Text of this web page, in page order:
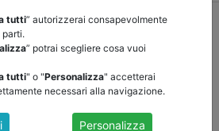
altri/torna indietro
PUBBLICI
RGS PER LA
tutti” autorizzerai consapevolmente
parti.
” potrai scegliere cosa vuoi
tutti" o "Personalizza" accetterai
necessari alla navigazione.
Personalizza